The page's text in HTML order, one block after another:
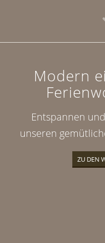
Modern
Entspannen
unseren
ZU DEN